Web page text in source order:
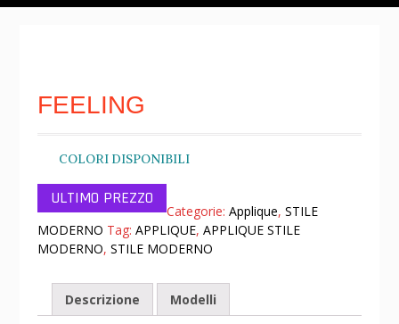
FEELING
COLORI DISPONIBILI
Categorie: Applique, STILE
MODERNO Tag: APPLIQUE, APPLIQUE STILE
MODERNO, STILE MODERNO
Descrizione Modelli